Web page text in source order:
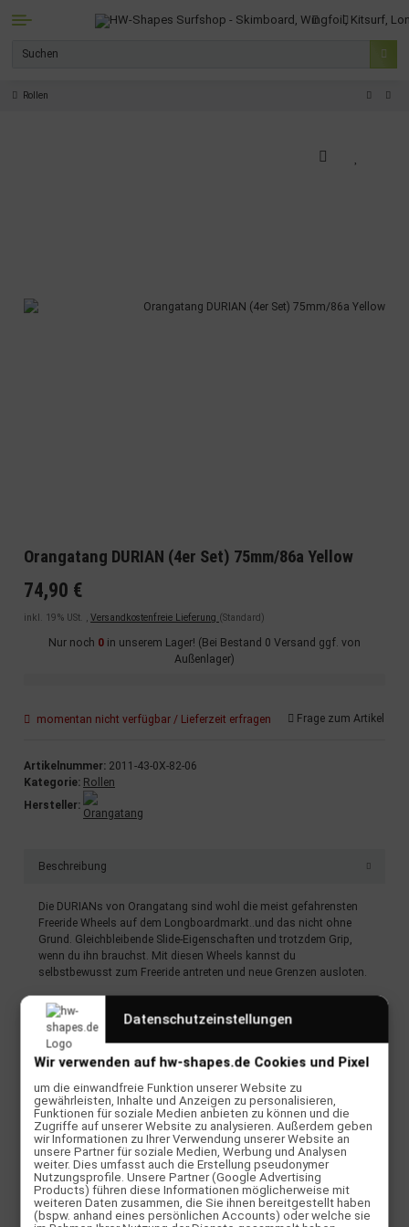
Rollen
Orangatang DURIAN (4er Set) 75mm/86a Yellow
74,90 €
inkl. 19% USt. , Versandkostenfreie Lieferung (Standard)
Nur noch 0 in unserem Lager! (Bei Bestand 0 Versand ggf. von
Außenlager)
momentan nicht verfügbar / Lieferzeit erfragen Frage zum Artikel
Artikelnummer: 2011-43-0X-82-06
Kategorie: Rollen
Hersteller:
Beschreibung
Die DURIANs von Orangatang sind wohl die meist gefahrensten
Freeride Wheels auf dem Longboardmarkt..und das nicht ohne
Grund. Gleichbleibende Slide-Eigenschaften und trotzdem Grip,
wenn du ihn brauchst. Mit diesen Wheels kannst du
selbstbewusst zum Freeride antreten und neue Grenzen ausloten.
DURIAN YELLOW - nice and slidey
TECHNISCHE DETAILS
Durchmesser: 75mm
Breite: 45mm
Härte: 86a
Gummi: Happy Urethane
Datenschutzeinstellungen
Wir verwenden auf hw-shapes.de Cookies und Pixel
um die einwandfreie Funktion unserer Website zu
gewährleisten, Inhalte und Anzeigen zu personalisieren,
Funktionen für soziale Medien anbieten zu können und die
Zugriffe auf unserer Website zu analysieren. Außerdem geben
wir Informationen zu Ihrer Verwendung unserer Website an
unsere Partner für soziale Medien, Werbung und Analysen
weiter. Dies umfasst auch die Erstellung pseudonymer
Nutzungsprofile. Unsere Partner (Google Advertising
Products) führen diese Informationen möglicherweise mit
weiteren Daten zusammen, die Sie ihnen bereitgestellt haben
(bspw. anhand eines persönlichen Accounts) oder welche sie